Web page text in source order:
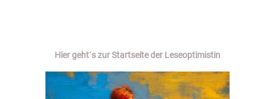
Hier geht´s zur Startseite der Leseoptimistin